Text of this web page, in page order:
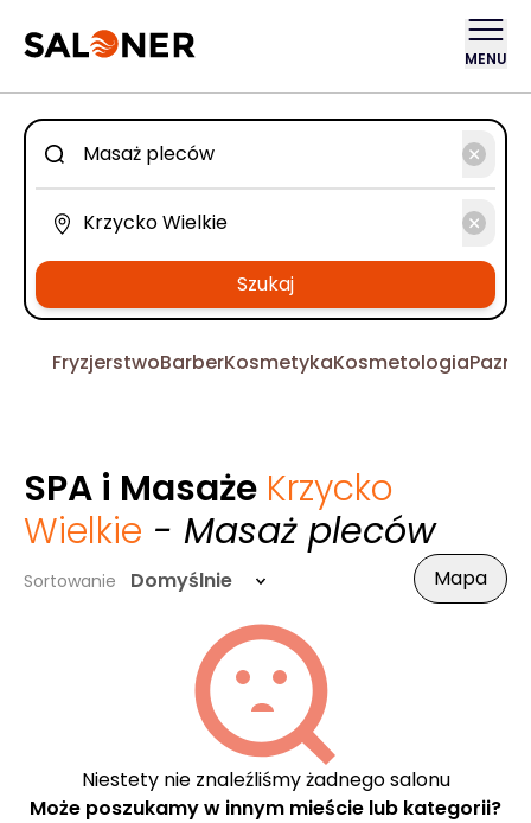
MENU
Szukaj
FryzjerstwoBarberKosmetykaKosmetologia
SPA i Masaże Krzycko
Wielkie - Masaż pleców
Sortowanie Domyślnie Mapa
Niestety nie znaleźliśmy żadnego salonu
Może poszukamy w innym mieście lub kategorii?